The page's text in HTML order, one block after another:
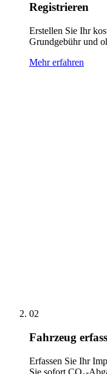
Registrieren
Erstellen Sie Ihr
Grundgebühr und
Mehr erfahren
02
Fahrzeug
Erfassen Sie Ihr
Sie sofort CO₂-